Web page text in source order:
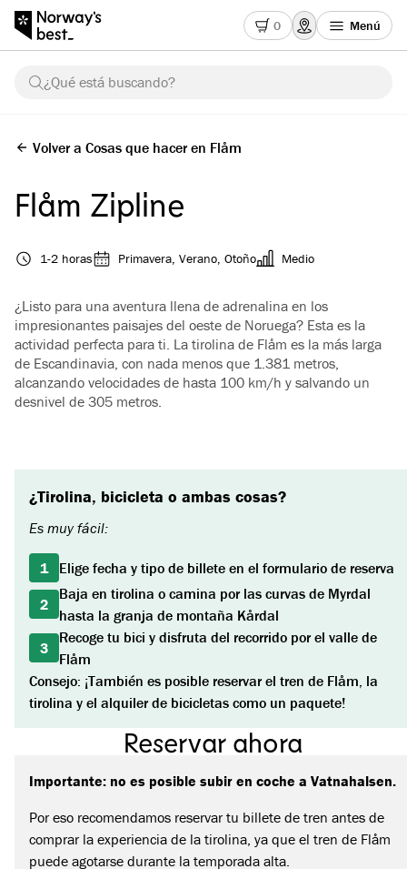
0 Menú
¿Qué está buscando?
Volver a Cosas que hacer en Flåm
Flåm Zipline
1-2 horas Primavera, Verano, Otoño Medio
¿Listo para una aventura llena de adrenalina en los
impresionantes paisajes del oeste de Noruega? Esta es la
actividad perfecta para ti. La tirolina de Flåm es la más larga
de Escandinavia, con nada menos que 1.381 metros,
alcanzando velocidades de hasta 100 km/h y salvando un
desnivel de 305 metros.
¿Tirolina, bicicleta o ambas cosas?
Es muy fácil:
1
Elige fecha y tipo de billete en el formulario de reserva
2
Baja en tirolina o camina por las curvas de Myrdal
hasta la granja de montaña Kårdal
3
Recoge tu bici y disfruta del recorrido por el valle de
Flåm
Consejo: ¡También es posible reservar el tren de Flåm, la
tirolina y el alquiler de bicicletas como un paquete!
Reservar ahora
Importante: no es posible subir en coche a Vatnahalsen.
Por eso recomendamos reservar tu billete de tren antes de
comprar la experiencia de la tirolina, ya que el tren de Flåm
puede agotarse durante la temporada alta.